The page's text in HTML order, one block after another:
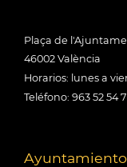
Plaça de
46002 València
Horarios: lunes a
Teléfono: 963 52 54
Ayuntamiento